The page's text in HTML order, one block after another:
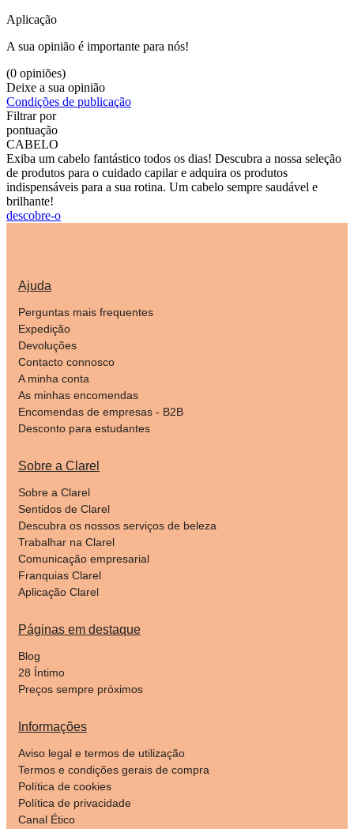
Aplicação
A sua opinião é importante para nós!
(0 opiniões)
Deixe a sua opinião
Condições de publicação
Filtrar por
pontuação
CABELO
Exiba um cabelo fantástico todos os dias! Descubra a nossa seleção
de produtos para o cuidado capilar e adquira os produtos
indispensáveis para a sua rotina. Um cabelo sempre saudável e
brilhante!
descobre-o
Ajuda
Perguntas mais frequentes
Expedição
Devoluções
Contacto connosco
A minha conta
As minhas encomendas
Encomendas de empresas - B2B
Desconto para estudantes
Sobre a Clarel
Sobre a Clarel
Sentidos de Clarel
Descubra os nossos serviços de beleza
Trabalhar na Clarel
Comunicação empresarial
Franquias Clarel
Aplicação Clarel
Páginas em destaque
Blog
28 Íntimo
Preços sempre próximos
Informações
Aviso legal e termos de utilização
Termos e condições gerais de compra
Política de cookies
Política de privacidade
Canal Ético